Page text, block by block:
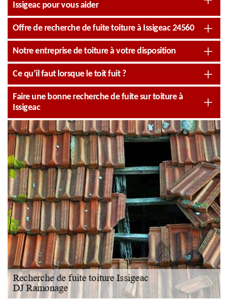
Issigeac pour vous aider
Offre de recherche de fuite toiture à Issigeac 24560
Notre entreprise de toiture à votre disposition
Ce qu’il faut lorsque le toit fuit ?
Faire une bonne recherche de fuite sur toiture à
Issigeac